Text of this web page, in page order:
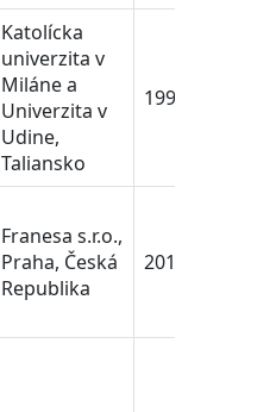
Katolícka
univerzita v
Miláne a
Univerzita v
Udine,
Taliansko
1995
Franesa s.r.o.,
Praha, Česká
Republika
2017